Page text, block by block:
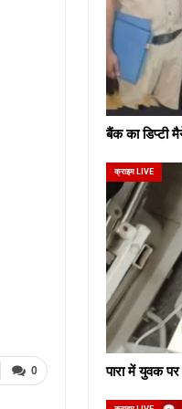
0
बैंक का डिप्टी
क्राइम LIVE
पारा में युवक